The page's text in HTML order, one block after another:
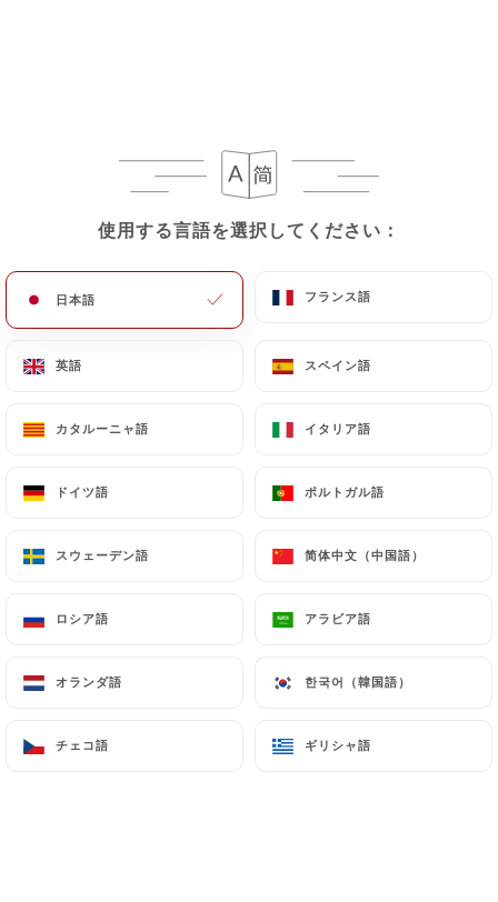
使用する言語を選択してください：
日本語 フランス語
英語 スペイン語
カタルーニャ語 イタリア語
ドイツ語 ポルトガル語
スウェーデン語 简体中文（中国語）
ロシア語 アラビア語
オランダ語 한국어（韓国語）
チェコ語 ギリシャ語
ギャラリー
使用する言語を選択してください：
日本語 フランス語
英語 スペイン語
カタルーニャ語 イタリア語
ドイツ語 ポルトガル語
スウェーデン語 简体中文（中国語）
ロシア語 アラビア語
オランダ語 한국어（韓国語）
チェコ語 ギリシャ語